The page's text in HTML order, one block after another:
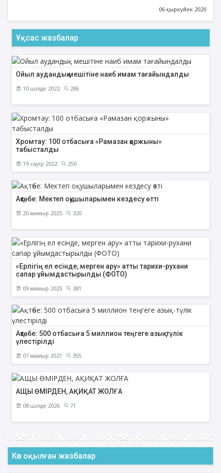
06 қыркүйек 2020
Ұқсас жазбалар
Ойыл аудандық мешітіне наиб имам тағайындалды
10 шілде 2022 286
Хромтау: 100 отбасыға «Рамазан қоржыны»
табысталды
19 сәуір 2022 250
Ақтөбе: Мектеп оқушыларымен кездесу өтті
20 мамыр 2025 320
«Ерлігің ел есінде, мерген ару» атты тарихи-рухани
сапар ұйымдастырылды (ФОТО)
09 мамыр 2025 381
Ақтөбе: 500 отбасыға 5 миллион теңгеге азық-түлік
үлестірілді
07 мамыр 2021 355
АЩЫ ӨМІРДЕН, АҚИҚАТ ЖОЛҒА
08 шілде 2026 71
Көп оқылған жазбалар